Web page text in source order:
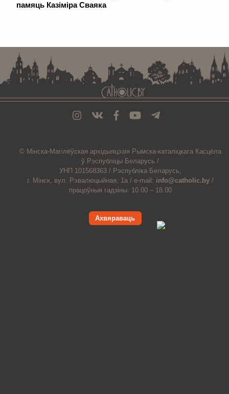
памяць Казіміра Сваяка
© Мiнска-Магiлёўская архiдыяцэзiя Рымска-каталіцкага Касцёла
ў Рэспубліцы Беларусь /
УНП 101568363 / Рэспубліка Беларусь,
г. Мінск, вул. Рэвалюцыйная, 1а / e-mail: info@catholic.by /
працоўныя гадзіны: 10.00 – 18.00
Ахвяраваць